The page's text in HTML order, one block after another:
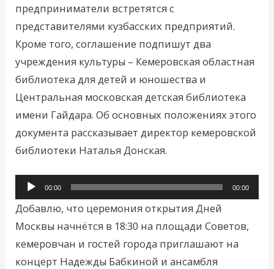
предприниматели встретятся с
представителями кузбасских предприятий.
Кроме того, соглашение подпишут два
учреждения культуры – Кемеровская областная
библиотека для детей и юношества и
Центральная московская детская библиотека
имени Гайдара. Об основных положениях этого
документа рассказывает директор кемеровской
библиотеки Наталья Донская.
Аудиоплеер
00:00 00:00
Добавлю, что церемония открытия Дней
Москвы начнётся в 18:30 на площади Советов,
кемеровчан и гостей города приглашают на
концерт Надежды Бабкиной и ансамбля